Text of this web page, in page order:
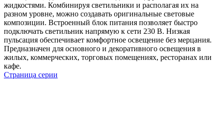
жидкостями. Комбинируя светильники и располагая их на
разном уровне, можно создавать оригинальные световые
композиции. Встроенный блок питания позволяет быстро
подключать светильник напрямую к сети 230 В. Низкая
пульсация обеспечивает комфортное освещение без мерцания.
Предназначен для основного и декоративного освещения в
жилых, коммерческих, торговых помещениях, ресторанах или
кафе.
Страница серии